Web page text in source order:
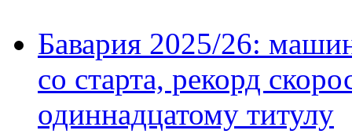
Бавария 2025/26:
со старта, рекорд
одиннадцатому титулу